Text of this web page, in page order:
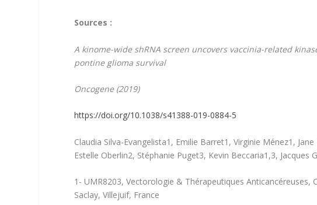
Sources :
A kinome-wide shRNA screen uncovers vaccinia-related
pontine glioma survival
Oncogene (2019)
https://doi.org/10.1038/s41388-019-0884-5
Claudia Silva-Evangelista1 , Emilie Barret1 , Virginie Ménez1 ,
Estelle Oberlin2, Stéphanie Puget3, Kevin Beccaria1,3, Jacques
1- UMR8203, Vectorologie & Thérapeutiques Anticancéreuses,
Saclay, Villejuif, France